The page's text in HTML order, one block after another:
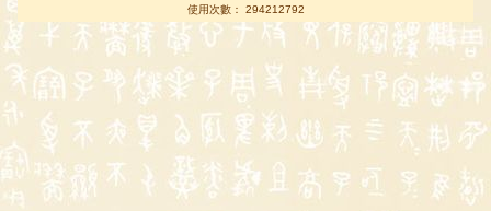
使用次數： 294212792